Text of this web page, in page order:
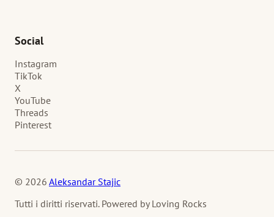
Social
Instagram
TikTok
X
YouTube
Threads
Pinterest
© 2026 Aleksandar Stajic
Tutti i diritti riservati. Powered by Loving Rocks